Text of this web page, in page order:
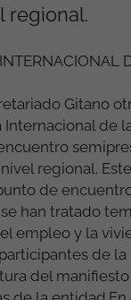
regional.
Gitano
de
regional.
de
han tratado
empleo y la
de la
del